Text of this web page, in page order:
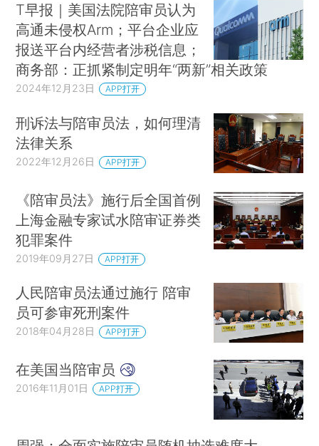
T早报｜美国法院陪审员认为
高通未侵权Arm；平台企业应
报送平台内经营者涉税信息；
商务部：正抓紧制定明年“两新”相关政策
2024年12月23日 APP打开
刑诉法与陪审员法，如何理清
法律关系
2022年12月26日 APP打开
《陪审员法》施行后全国首例
上海金融专家试水陪审证券类
犯罪案件
2019年09月27日 APP打开
人民陪审员法通过施行 陪审
员可参审死刑案件
2018年04月28日 APP打开
在美国当陪审员
2016年11月01日 APP打开